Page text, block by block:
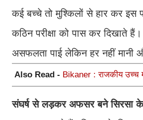
कई बच्चे तो मुश्किलों से हार कर इस
कठिन परीक्षा को पास कर दिखाते
असफलता पाई लेकिन हर नहीं मानी
Also Read - Bikaner : राजकीय उच्च
संघर्ष से लड़कर अफसर बने सिरसा के